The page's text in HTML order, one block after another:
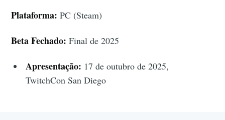
Plataforma: PC (Steam)
Beta Fechado: Final de 2025
Apresentação: 17 de outubro de 2025,
TwitchCon San Diego